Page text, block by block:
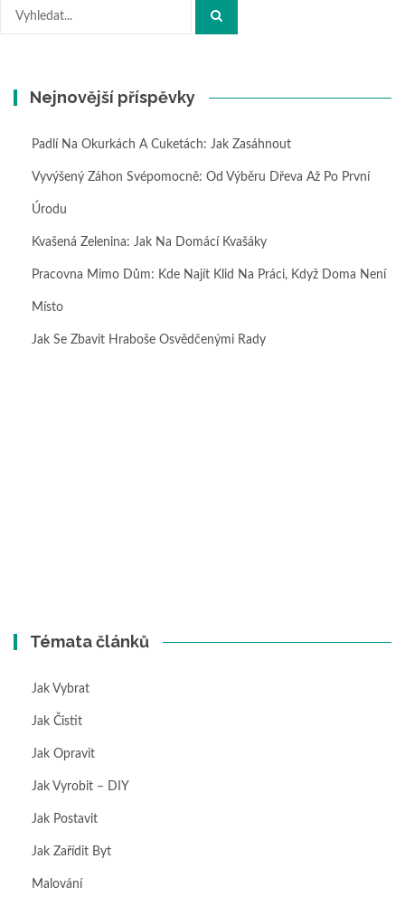
Hledat:
Nejnovější příspěvky
Padlí Na Okurkách A Cuketách: Jak Zasáhnout
Vyvýšený Záhon Svépomocně: Od Výběru Dřeva Až Po První
Úrodu
Kvašená Zelenina: Jak Na Domácí Kvašáky
Pracovna Mimo Dům: Kde Najít Klid Na Práci, Když Doma Není
Místo
Jak Se Zbavit Hraboše Osvědčenými Rady
Témata článků
Jak Vybrat
Jak Čistit
Jak Opravit
Jak Vyrobit – DIY
Jak Postavit
Jak Zařídit Byt
Malování